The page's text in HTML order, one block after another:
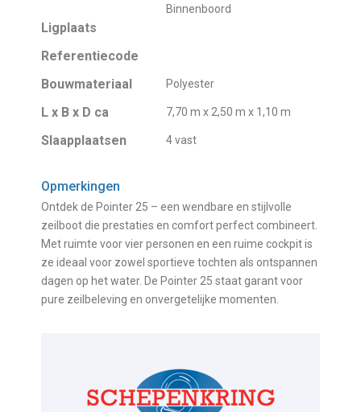
Binnenboord
Ligplaats
Referentiecode
Bouwmateriaal
Polyester
L x B x D ca 7,70 m x 2,50 m x 1,10 m
Slaapplaatsen 4 vast
Opmerkingen
Ontdek de Pointer 25 – een wendbare en stijlvolle
zeilboot die prestaties en comfort perfect combineert.
Met ruimte voor vier personen en een ruime cockpit is
ze ideaal voor zowel sportieve tochten als ontspannen
dagen op het water. De Pointer 25 staat garant voor
pure zeilbeleving en onvergetelijke momenten.